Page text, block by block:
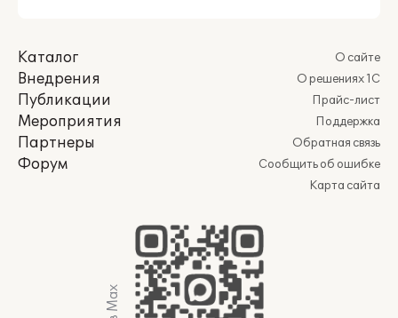
Каталог
Внедрения
Публикации
Мероприятия
Партнеры
Форум
О сайте
О решениях 1С
Прайс-лист
Поддержка
Обратная связь
Сообщить об ошибке
Карта сайта